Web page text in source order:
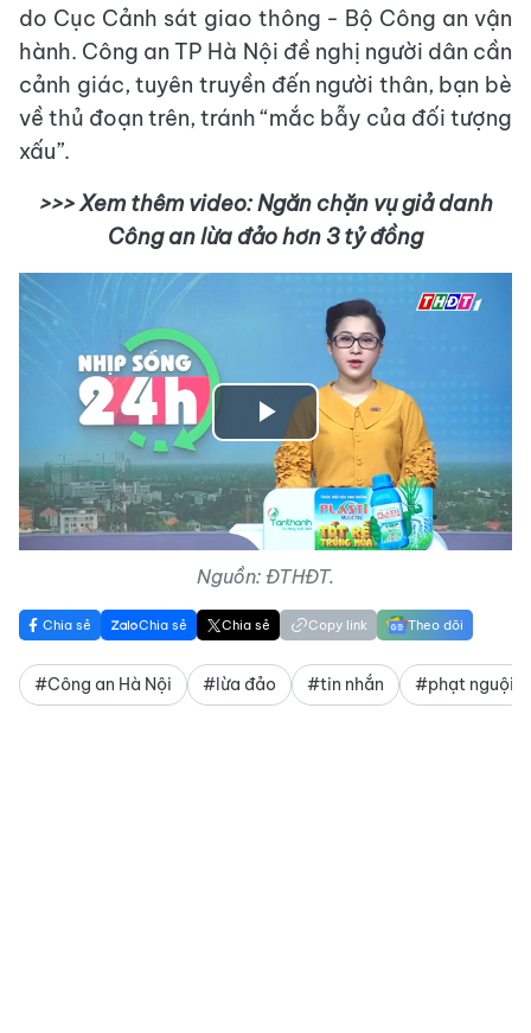
do Cục Cảnh sát giao thông - Bộ Công an vận
hành. Công an TP Hà Nội đề nghị người dân cần
cảnh giác, tuyên truyền đến người thân, bạn bè
về thủ đoạn trên, tránh “mắc bẫy của đối tượng
xấu”.
>>> Xem thêm video: Ngăn chặn vụ giả danh
Công an lừa đảo hơn 3 tỷ đồng
Play
Video
Nguồn: ĐTHĐT.
Chia sẻ Chia sẻ Chia sẻ Copy link Theo dõi
#Công an Hà Nội #lừa đảo #tin nhắn #phạt nguội